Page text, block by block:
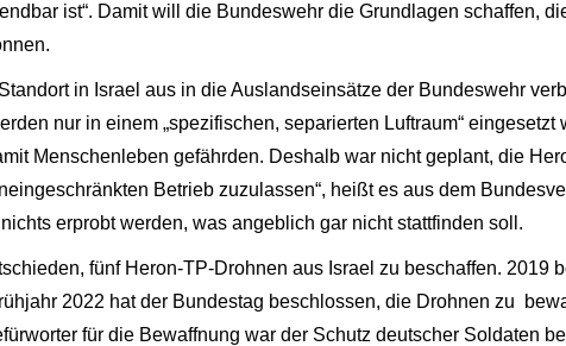
ist“. Damit will die Bundeswehr die Grundlagen schaffen,
in Israel aus in die Auslandseinsätze der Bundeswehr
nur in einem „spezifischen, separierten Luftraum“
Menschenleben gefährden. Deshalb war nicht geplant, die
Betrieb zuzulassen“, heißt es aus dem
erprobt werden, was angeblich gar nicht stattfinden soll.
fünf Heron-TP-Drohnen aus Israel zu beschaffen. 2019
2022 hat der Bundestag beschlossen, die Drohnen zu
für die Bewaffnung war der Schutz deutscher Soldaten